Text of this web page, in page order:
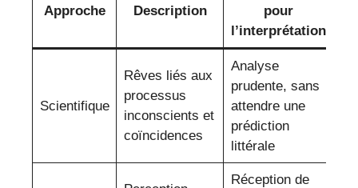
Approche Description
pour
l’interprétation
Scientifique
Rêves liés aux
processus
inconscients et
coïncidences
Analyse
prudente, sans
attendre une
prédiction
littérale
Réception de